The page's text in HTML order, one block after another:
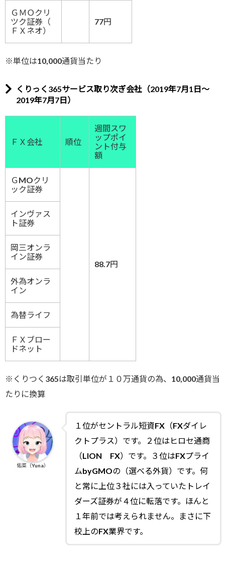
ＧＭＯクリ
ツク証券（
ＦＸネオ）
77円
※単位は10,000通貨当たり
くりっく365サービス取り次ぎ会社（2019年7月1日～
2019年7月7日）
ＦＸ会社 順位
週間スワ
ップポイ
ント付与
額
ＧMOクリ
ック証券
88.7円
インヴァス
ト証券
岡三オンラ
イン証券
外為オンラ
イン
為替ライフ
ＦＸブロー
ドネット
※くりつく365は取引単位が１０万通貨の為、10,000通貨当
たりに換算
１位がセントラル短資FX（FXダイレ
クトプラス）です。
２位はヒロセ通商
（LION FX）です。３位はFXプライ
ムbyGMOの（選べる外貨）です。何
と常に上位３社には入っていたトレイ
ダーズ証券が４位に転落です。ほんと
１年前では考えられません。まさに下
校上のFX業界です。
佑菜（Yuna）